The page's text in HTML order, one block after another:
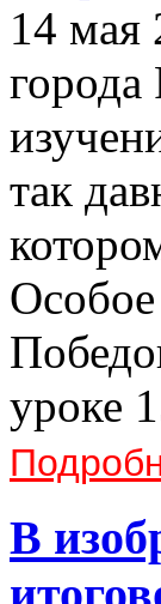
14 мая
так
уроке
В